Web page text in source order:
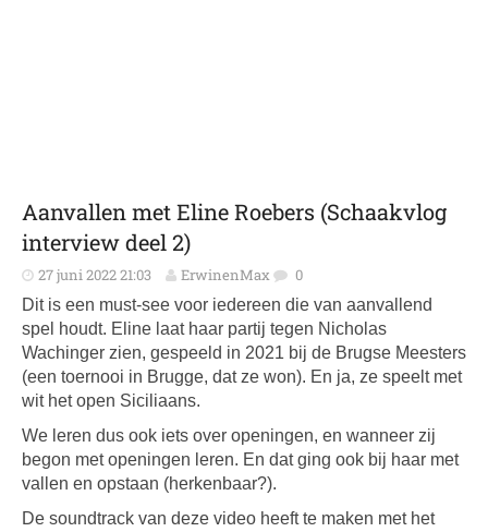
Aanvallen met Eline Roebers (Schaakvlog
interview deel 2)
27 juni 2022 21:03 ErwinenMax 0
Dit is een must-see voor iedereen die van aanvallend
spel houdt. Eline laat haar partij tegen Nicholas
Wachinger zien, gespeeld in 2021 bij de Brugse Meesters
(een toernooi in Brugge, dat ze won). En ja, ze speelt met
wit het open Siciliaans.
We leren dus ook iets over openingen, en wanneer zij
begon met openingen leren. En dat ging ook bij haar met
vallen en opstaan (herkenbaar?).
De soundtrack van deze video heeft te maken met het